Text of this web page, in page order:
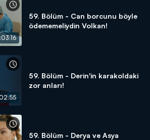
59. Bölüm - Can borcunu böyle
ödememeliydin Volkan!
59. Bölüm - Derin'in karakoldaki
zor anları!
59. Bölüm - Derya ve Asya